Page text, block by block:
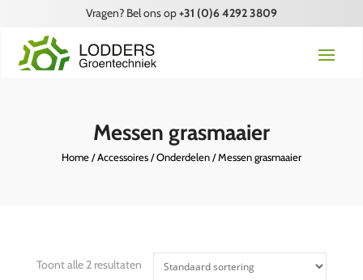
Vragen? Bel ons op+31 (0)6 4292 3809
Messen grasmaaier
Home/Accessoires/Onderdelen/ Messen grasmaaier
Toont alle 2 resultaten